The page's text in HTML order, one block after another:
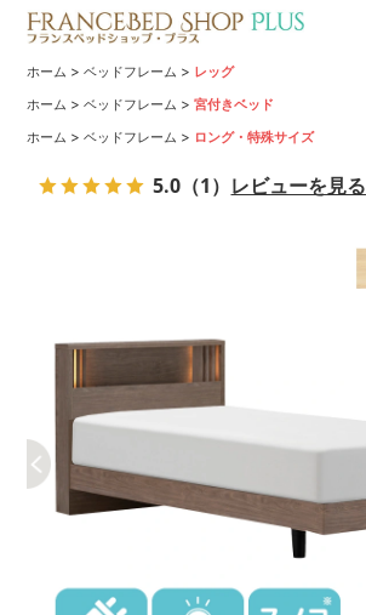
ホーム >ベッドフレーム > レッグ
ホーム >ベッドフレーム >宮付きベッド
ホーム >ベッドフレーム > ロング・特殊サイズ
5.0 （1） レビューを見る